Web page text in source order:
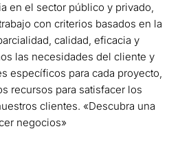
en el sector público y privado,
con criterios basados en la
calidad, eficacia y
las necesidades del cliente y
específicos para cada proyecto,
recursos para satisfacer los
clientes. «Descubra una
negocios»